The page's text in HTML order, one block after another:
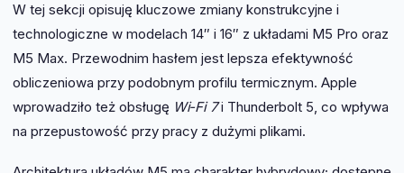
W tej sekcji opisuję kluczowe zmiany konstrukcyjne i
technologiczne w modelach 14″ i 16″ z układami M5 Pro oraz
M5 Max. Przewodnim hasłem jest lepsza efektywność
obliczeniowa przy podobnym profilu termicznym. Apple
wprowadziło też obsługę Wi‑Fi 7i Thunderbolt 5, co wpływa
na przepustowość przy pracy z dużymi plikami.